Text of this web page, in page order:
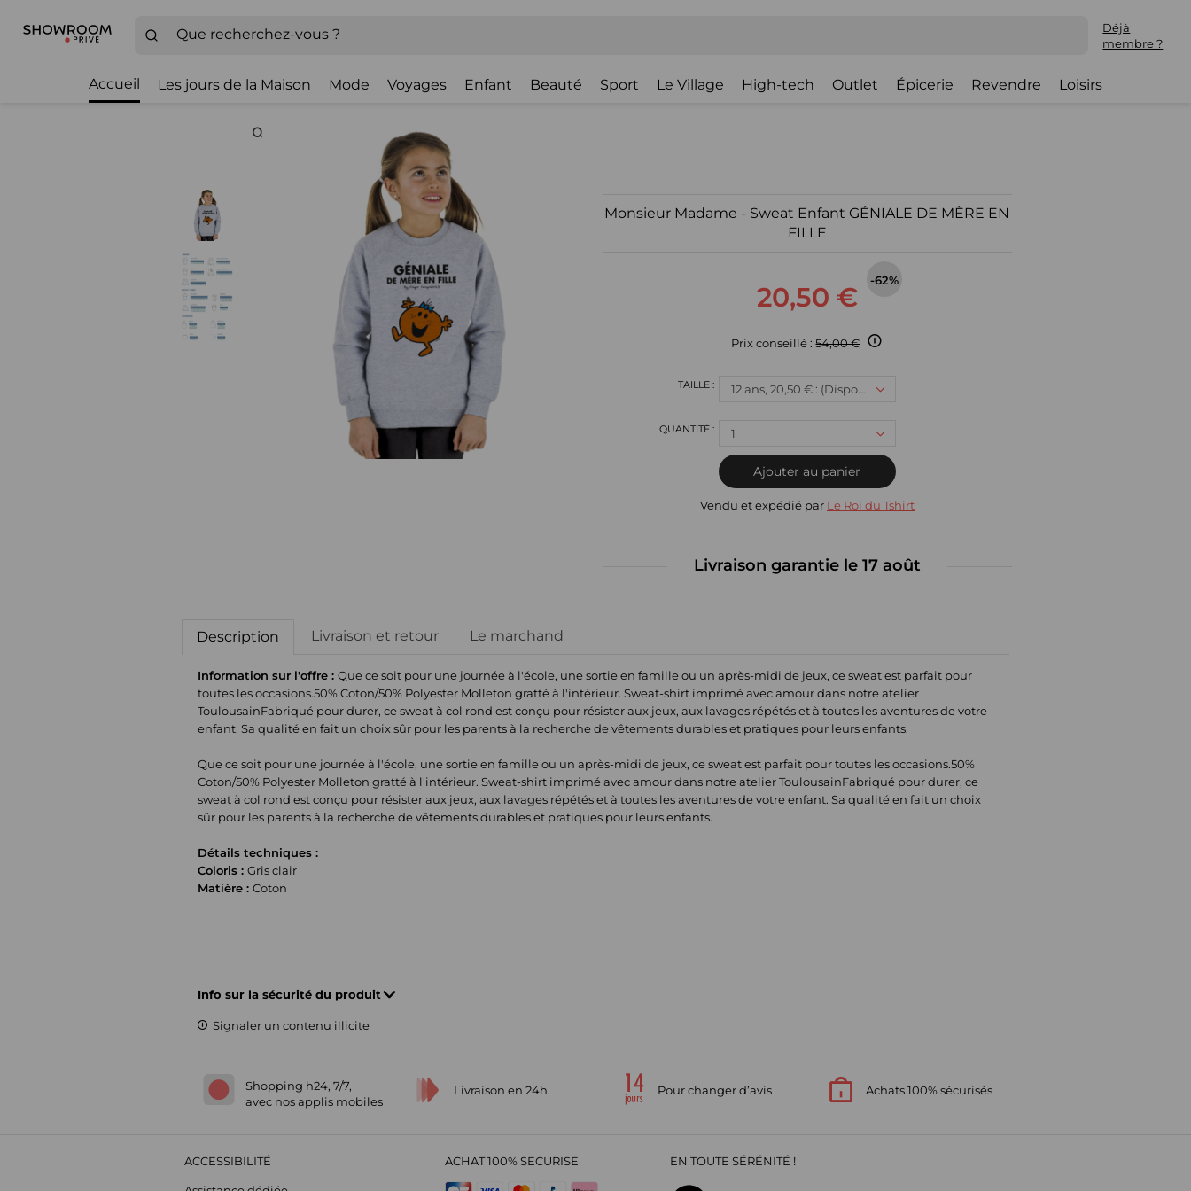
Déjà
membre ?
Accueil Les jours de la Maison Mode Voyages Enfant Beauté Sport Le Village High-tech Outlet Épicerie Revendre Loisirs
Monsieur Madame - Sweat Enfant GÉNIALE DE MÈRE EN
FILLE
20,50 €
-62%
Prix conseillé :54,00 €
12 ans, 20,50 € : (Disponible)
1
Ajouter au panier
Vendu et expédié par Le Roi du Tshirt
Livraison garantie le 17 août
Description Livraison et retour Le marchand
Information sur l'offre :Que ce soit pour une journée à l'école, une sortie en famille ou un après-midi de jeux, ce sweat est parfait pour
toutes les occasions.50% Coton/50% Polyester Molleton gratté à l'intérieur. Sweat-shirt imprimé avec amour dans notre atelier
ToulousainFabriqué pour durer, ce sweat à col rond est conçu pour résister aux jeux, aux lavages répétés et à toutes les aventures de votre
enfant. Sa qualité en fait un choix sûr pour les parents à la recherche de vêtements durables et pratiques pour leurs enfants.
Que ce soit pour une journée à l'école, une sortie en famille ou un après-midi de jeux, ce sweat est parfait pour toutes les occasions.50%
Coton/50% Polyester Molleton gratté à l'intérieur. Sweat-shirt imprimé avec amour dans notre atelier ToulousainFabriqué pour durer, ce
sweat à col rond est conçu pour résister aux jeux, aux lavages répétés et à toutes les aventures de votre enfant. Sa qualité en fait un choix
sûr pour les parents à la recherche de vêtements durables et pratiques pour leurs enfants.
Détails techniques :
Coloris :Gris clair
Matière :Coton
Info sur la sécurité du produit
Signaler un contenu illicite
Shopping h24, 7/7,
avec nos applis mobiles
Livraison en 24h Pour changer d’avis Achats 100% sécurisés
ACCESSIBILITÉ ACHAT 100% SECURISE EN TOUTE SÉRÉNITÉ !